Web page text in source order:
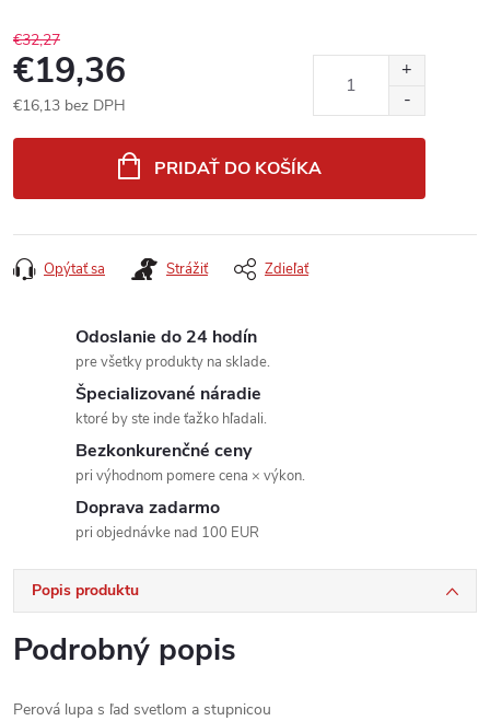
€32,27
€19,36
€16,13 bez DPH
PRIDAŤ DO KOŠÍKA
Opýtať sa Strážiť Zdieľať
Odoslanie do 24 hodín
pre všetky produkty na sklade.
Špecializované náradie
ktoré by ste inde ťažko hľadali.
Bezkonkurenčné ceny
pri výhodnom pomere cena × výkon.
Doprava zadarmo
pri objednávke nad 100 EUR
Popis produktu
Podrobný popis
Perová lupa s ľad svetlom a stupnicou